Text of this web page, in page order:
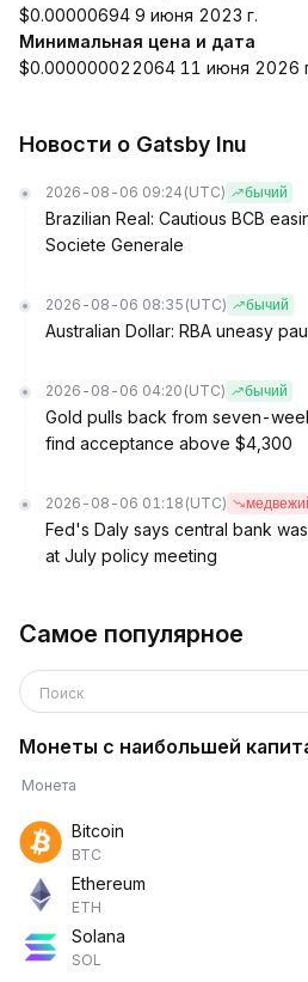
$0.00000694 9 июня 2023 г.
Минимальная цена и дата
$0.000000022064 11 июня 2026
Новости о Gatsby Inu
2026-08-06 09:24 (UTC) бычий
Brazilian Real: Cautious BCB
Societe Generale
2026-08-06 08:35 (UTC) бычий
Australian Dollar: RBA uneasy
2026-08-06 04:20 (UTC) бычий
Gold pulls back from seven-
find acceptance above $4,300
2026-08-06 01:18 (UTC)
Fed's Daly says central bank
at July policy meeting
Самое популярное
Поиск
Монеты с наибольшей
Монета
Bitcoin
BTC
Ethereum
ETH
Solana
SOL